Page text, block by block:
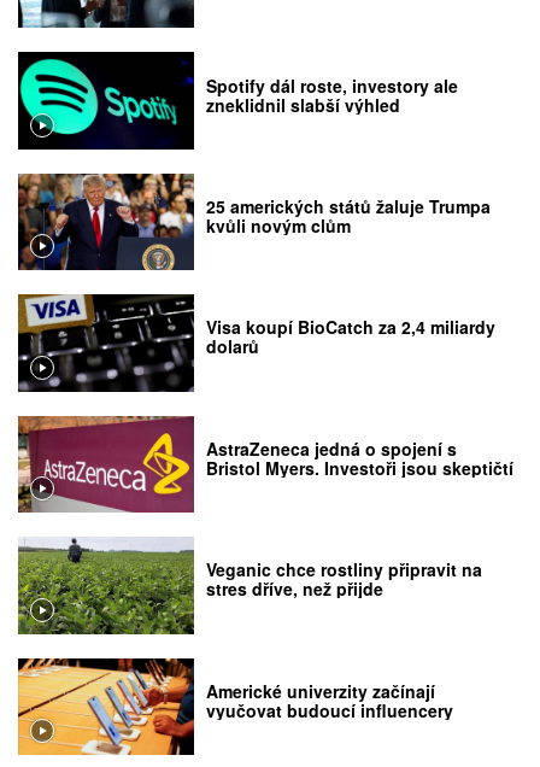
Spotify dál roste, investory ale
zneklidnil slabší výhled
25 amerických států žaluje Trumpa
kvůli novým clům
Visa koupí BioCatch za 2,4 miliardy
dolarů
AstraZeneca jedná o spojení s
Bristol Myers. Investoři jsou skeptičtí
Veganic chce rostliny připravit na
stres dříve, než přijde
Americké univerzity začínají
vyučovat budoucí influencery